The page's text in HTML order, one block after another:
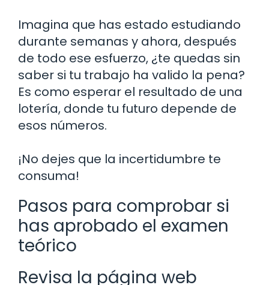
Imagina que has estado estudiando
durante semanas y ahora, después
de todo ese esfuerzo, ¿te quedas sin
saber si tu trabajo ha valido la pena?
Es como esperar el resultado de una
lotería, donde tu futuro depende de
esos números.
¡No dejes que la incertidumbre te
consuma!
Pasos para comprobar si
has aprobado el examen
teórico
Revisa la página web